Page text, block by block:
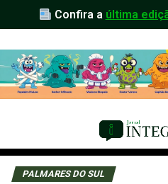
Confira a última
PALMARES DO SUL